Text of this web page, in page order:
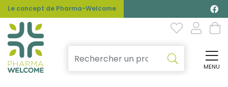
Le concept de Pharma-Welcome
MENU